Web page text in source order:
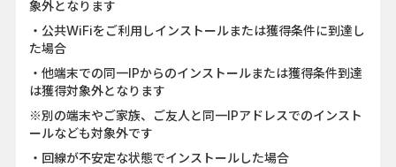
象外となります
・公共WiFiをご利用しインストールまたは獲得条件に到達し
た場合
・他端末での同一IPからのインストールまたは獲得条件到達
は獲得対象外となります
※別の端末やご家族、ご友人と同一IPアドレスでのインスト
ールなども対象外です
・回線が不安定な状態でインストールした場合